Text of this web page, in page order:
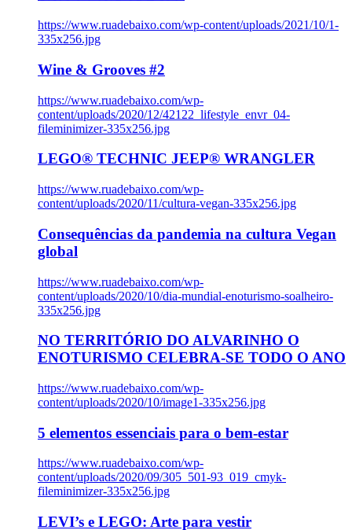
https://www.ruadebaixo.com/wp-content/uploads/2021/10/1-
335x256.jpg
Wine & Grooves #2
https://www.ruadebaixo.com/wp-
content/uploads/2020/12/42122_lifestyle_envr_04-
fileminimizer-335x256.jpg
LEGO® TECHNIC JEEP® WRANGLER
https://www.ruadebaixo.com/wp-
content/uploads/2020/11/cultura-vegan-335x256.jpg
Consequências da pandemia na cultura Vegan
global
https://www.ruadebaixo.com/wp-
content/uploads/2020/10/dia-mundial-enoturismo-soalheiro-
335x256.jpg
NO TERRITÓRIO DO ALVARINHO O
ENOTURISMO CELEBRA-SE TODO O ANO
https://www.ruadebaixo.com/wp-
content/uploads/2020/10/image1-335x256.jpg
5 elementos essenciais para o bem-estar
https://www.ruadebaixo.com/wp-
content/uploads/2020/09/305_501-93_019_cmyk-
fileminimizer-335x256.jpg
LEVI’s e LEGO: Arte para vestir